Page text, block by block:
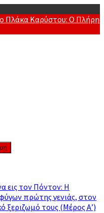
Καρύστου: Ο Πλήρης
εις τον Πόντον: Η
πρώτης γενιάς, στον
ξεριζωμό τους (Μέρος Α’)